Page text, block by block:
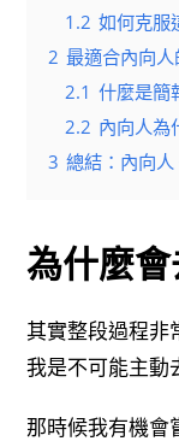
1.2 如何克服
2 最適合內向人
2.1 什麼是簡
2.2 內向人為
3 總結：內向
為什麼
其實整段過程非
我是不可能主動
那時候我有機會